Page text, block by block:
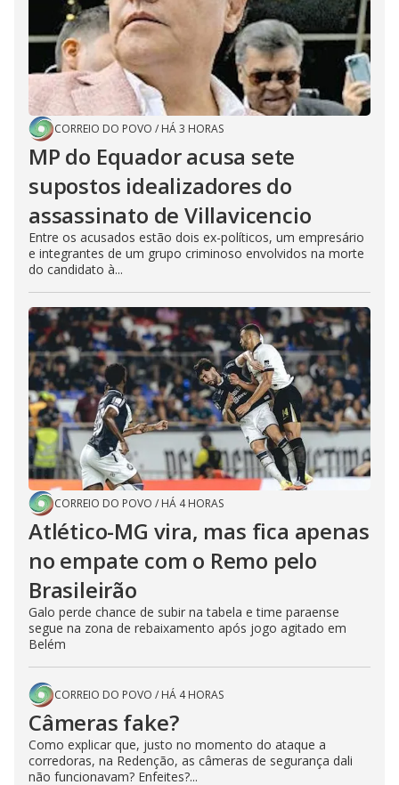
CORREIO DO POVO / HÁ 3 HORAS
MP do Equador acusa sete
supostos idealizadores do
assassinato de Villavicencio
Entre os acusados estão dois ex-políticos, um empresário
e integrantes de um grupo criminoso envolvidos na morte
do candidato à...
CORREIO DO POVO / HÁ 4 HORAS
Atlético-MG vira, mas fica apenas
no empate com o Remo pelo
Brasileirão
Galo perde chance de subir na tabela e time paraense
segue na zona de rebaixamento após jogo agitado em
Belém
CORREIO DO POVO / HÁ 4 HORAS
Câmeras fake?
Como explicar que, justo no momento do ataque a
corredoras, na Redenção, as câmeras de segurança dali
não funcionavam? Enfeites?...